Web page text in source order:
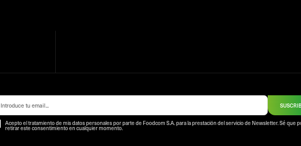
Acepto el tratamiento de mis datos personales por parte de Foodcom S.A. para la prestación del servicio de Newsletter. Sé que
retirar este consentimiento en cualquier momento.